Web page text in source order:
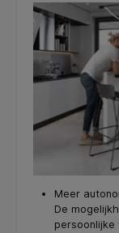
Meer
De
persoonlijke